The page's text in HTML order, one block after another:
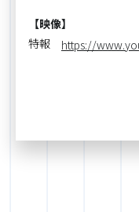
【映像】
特報 https://